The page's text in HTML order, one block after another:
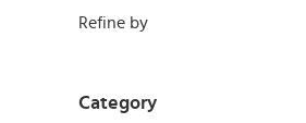
Refine by
Category